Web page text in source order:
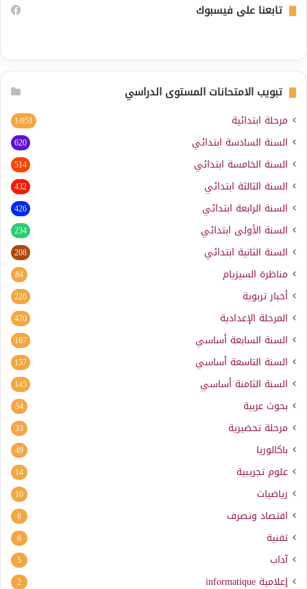
تابعنا على فيسبوك
تبويب الامتحانات المستوى الدراسي
مرحلة ابتدائية 1٬951
السنة السادسة ابتدائي 620
السنة الخامسة ابتدائي 514
السنة الثالثة ابتدائي 432
السنة الرابعة ابتدائي 426
السنة الأولى ابتدائي 234
السنة الثانية ابتدائي 208
مناظرة السيزيام 84
أخبار تربوية 226
المرحلة الإعدادية 470
السنة السابعة أساسي 167
السنة التاسعة أساسي 157
السنة الثامنة أساسي 145
بحوث عربية 54
مرحلة تحضيرية 33
باكالوريا 49
علوم تجريبية 14
رياضيات 10
اقتصاد وتصرف 8
تقنية 6
آداب 5
إعلامية informatique
2